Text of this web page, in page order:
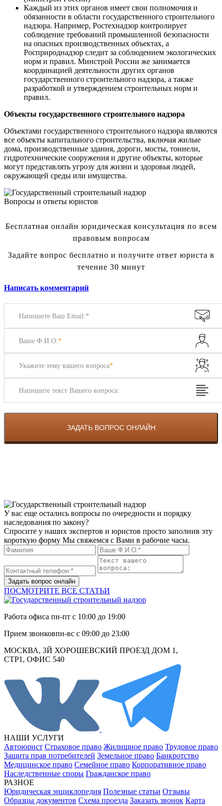
Каждый из этих органов имеет свои полномочия и
обязанности в области государственного строительного
надзора. Например, Ростехнадзор контролирует
соблюдение требований промышленной безопасности
на опасных производственных объектах, а
Росприроднадзор следит за соблюдением экологических
норм и правил. Минстрой России же занимается
координацией деятельности других органов
государственного строительного надзора, а также
разработкой и утверждением строительных норм и
правил.
Объекты государственного строительного надзора
Объектами государственного строительного надзора являются
все объекты капитального строительства, включая жилые
дома, производственные здания, дороги, мосты, тоннели,
гидротехнические сооружения и другие объекты, которые
могут представлять угрозу для жизни и здоровья людей,
окружающей среды или имущества.
Вопросы и ответы юристов
Бесплатная онлайн юридическая консультация по всем
правовым вопросам
Задайте вопрос бесплатно и получите ответ юриста в
течение 30 минут
Написать комментарий
Напишите Ваш Email:*
Ваше Ф.И.О:*
Укажите тему вашего вопроса*
Напишите текст Вашего вопроса:
У вас еще остались вопросы по очередности и порядку
наследования по закону?
Спросите у наших экспертов и юристов просто заполнив эту
короткую форму Мы свяжемся с Вами в рабочие часы.
Задать вопрос онлайн
ПОСМОТРИТЕ ВСЕ СТАТЬИ
Работа офиса пн-пт с 10:00 до 19:00
Прием звонковпн-вс с 09:00 до 23:00
МОСКВА, 3Й ХОРОШЕВСКИЙ ПРОЕЗД ДОМ 1,
СТР1, ОФИС 540
НАШИ УСЛУГИ
Автоюрист Страховое право Жилищное право Трудовое право
Защита прав потребителей Земельное право Банкротство
Медицинское право Семейное право Корпоративное право
Наследственные споры Гражданское право
РАЗНОЕ
Юридическая энциклопедия Полезные статьи Отзывы
Образцы документов Схема проезда Заказать звонок Карта